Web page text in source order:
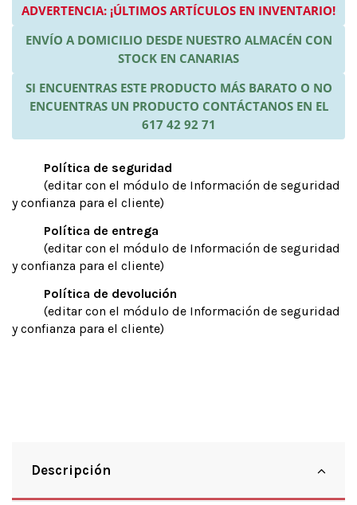
ADVERTENCIA: ¡ÚLTIMOS ARTÍCULOS EN INVENTARIO!
ENVÍO A DOMICILIO DESDE NUESTRO ALMACÉN CON
STOCK EN CANARIAS
SI ENCUENTRAS ESTE PRODUCTO MÁS BARATO O NO
ENCUENTRAS UN PRODUCTO CONTÁCTANOS EN EL
617 42 92 71
Política de seguridad
(editar con el módulo de Información de seguridad
y confianza para el cliente)
Política de entrega
(editar con el módulo de Información de seguridad
y confianza para el cliente)
Política de devolución
(editar con el módulo de Información de seguridad
y confianza para el cliente)
Descripción